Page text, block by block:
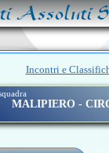
Assoluti
Incontri e
MALIPIERO -